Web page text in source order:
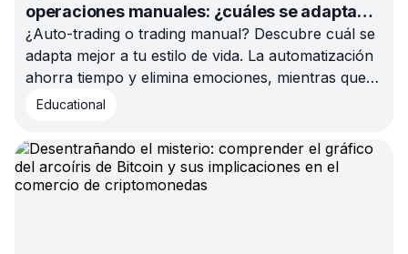
operaciones manuales: ¿cuáles se adaptan
mejor a tu estilo de vida?
¿Auto-trading o trading manual? Descubre cuál se
adapta mejor a tu estilo de vida. La automatización
ahorra tiempo y elimina emociones, mientras que el
método manual ofrece control y flexibilidad.
Educational